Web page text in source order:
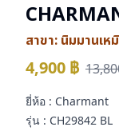
สาขา: นิมมานเห
4,900 ฿
ยี่ห้อ : Charmant
รุ่น : CH29842 BL